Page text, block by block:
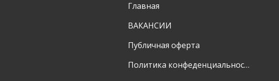
Главная
ВАКАНСИИ
Публичная оферта
Политика конфеденциальности